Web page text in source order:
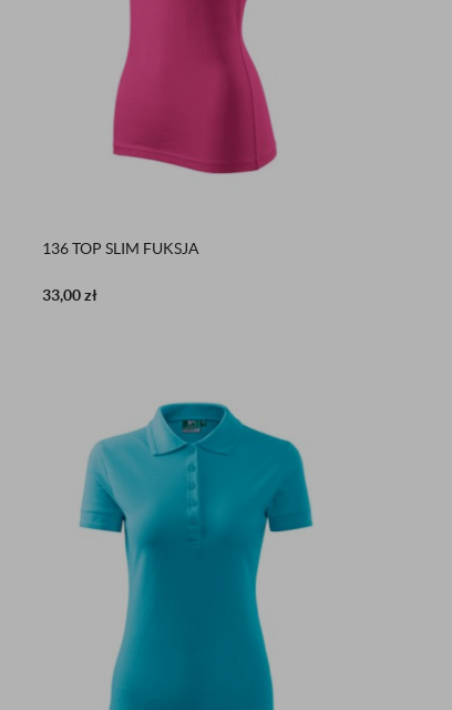
136 TOP SLIM FUKSJA
33,00zł